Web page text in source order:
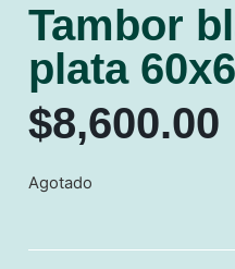
Tambor
plata
$8,600.00
Agotado